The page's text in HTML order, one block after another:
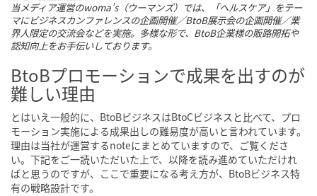
当メディア運営のwoma’s（ウーマンズ）では、「ヘルスケア」をテー
マにビジネスカンファレンスの企画開催／BtoB展示会の企画開催／業
界人限定の交流会などを実施。多様な形で、BtoB企業様の販路開拓や
認知向上をお手伝いしております。
BtoBプロモーションで成果を出すのが
難しい理由
とはいえ一般的に、BtoBビジネスはBtoCビジネスと比べて、プロ
モーション実施による成果出しの難易度が高いと言われています。
理由は当社が運営するnoteにまとめていますので、ご覧くださ
い。下記をご一読いただいた上で、以降を読み進めていただけれ
ばと思うのですが、ここで重要になる考え方が、BtoBビジネス特
有の戦略設計です。